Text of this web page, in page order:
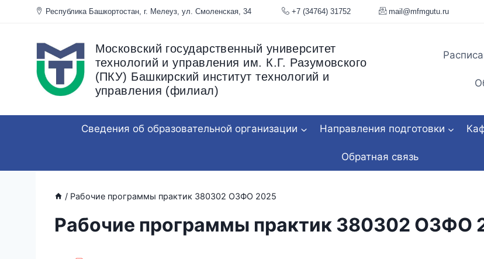
Перейти
Республика Башкортостан, г. Мелеуз, ул. Смоленская, 34 +7 (34764) 31752
Московский государственный университет
технологий и управления им. К.Г. Разумовского
(ПКУ) Башкирский институт технологий и
управления (филиал)
Сведения об образовательной организации Направления подготовки
Обратная связь
/ Рабочие программы практик 380302 ОЗФО 2025
Рабочие программы практик 380302 ОЗФО